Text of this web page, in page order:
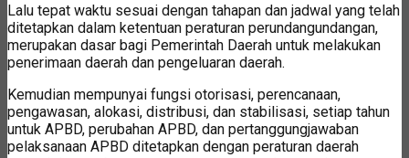
Lalu tepat waktu sesuai dengan tahapan dan jadwal yang telah
ditetapkan dalam ketentuan peraturan perundangundangan,
merupakan dasar bagi Pemerintah Daerah untuk melakukan
penerimaan daerah dan pengeluaran daerah.
Kemudian mempunyai fungsi otorisasi, perencanaan,
pengawasan, alokasi, distribusi, dan stabilisasi, setiap tahun
untuk APBD, perubahan APBD, dan pertanggungjawaban
pelaksanaan APBD ditetapkan dengan peraturan daerah